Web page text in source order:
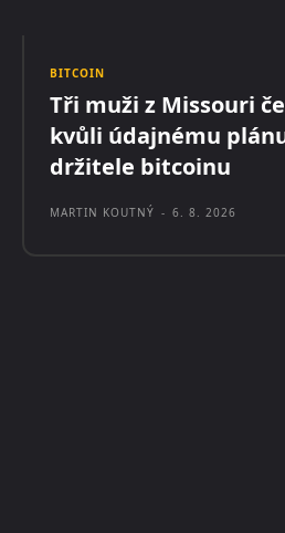
BITCOIN
Tři muži z Missouri
kvůli údajnému
držitele bitcoinu
MARTIN KOUTNÝ - 6. 8. 2026